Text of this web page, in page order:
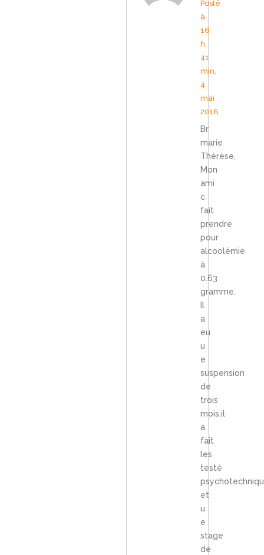
Posté
à
16
h
41
min,
4
mai
2016
Br
marie
Thérèse,
Mon
ami
c
fait
prendre
pour
alcoolémie
à
0.63
gramme.
Il
a
eu
u
e
suspension
de
trois
mois,il
a
fait
les
testé
et
u
e
stage
de